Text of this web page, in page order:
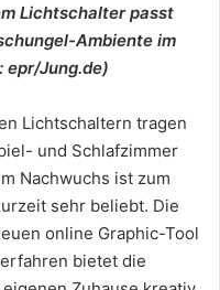
Lichtschalter passt
Ambiente im
epr/Jung.de)
Lichtschaltern tragen
und Schlafzimmer
Nachwuchs ist zum
sehr beliebt. Die
online Graphic-Tool
bietet die